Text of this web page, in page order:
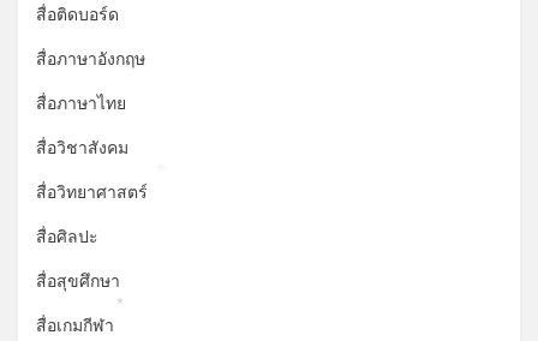
สื่อติดบอร์ด
สื่อภาษาอังกฤษ
สื่อภาษาไทย
สื่อวิชาสังคม
สื่อวิทยาศาสตร์
สื่อศิลปะ
สื่อสุขศึกษา
สื่อเกมกีฬา